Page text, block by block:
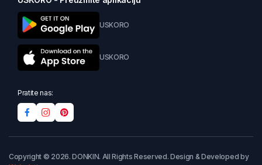
USKORO
USKORO
Pratite nas:
Copyright © 2026. DONKIN. All Rights Reserved. Design & Developed by